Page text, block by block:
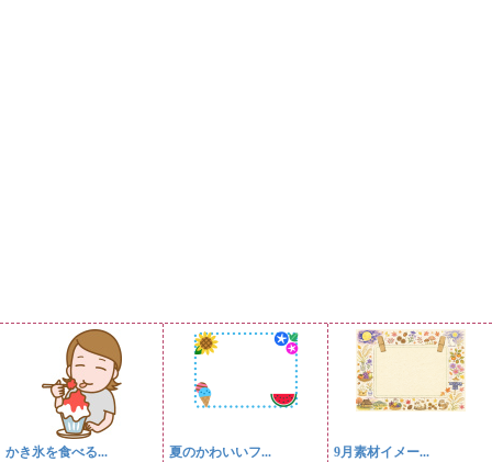
かき氷を食べる... 夏のかわいいフ... 9月素材イメー...